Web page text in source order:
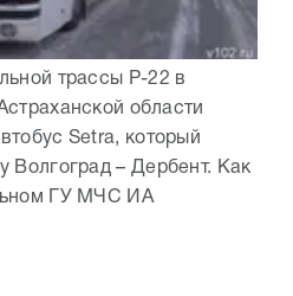
трассы Р-22 в
области
Setra, который
Волгоград – Дербент. Как
ГУ МЧС ИА